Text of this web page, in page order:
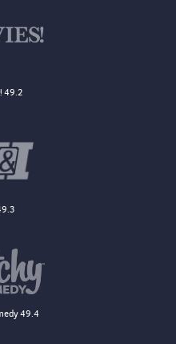
49.2
49.4